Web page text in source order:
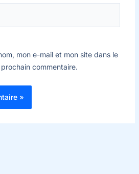
mon e-mail et mon site dans le
commentaire.